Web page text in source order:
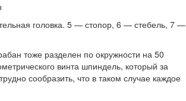
головка. 5 — стопор, 6 — стебель, 7 —
тоже разделен по окружности на 50
винта шпиндель, который за
сообразить, что в таком случае каждое